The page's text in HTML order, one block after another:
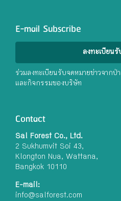
E-mail Subscribe
ลงทะเบียนรั
ร่วมลงทะเบียนรับจดหมายข่าวจากป่
และกิจกรรมของบริษัท
Contact
Sal Forest Co., Ltd.
2 Sukhumvit Soi 43,
Klongton Nua, Wattana,
Bangkok 10110
E-mail:
info@salforest.com